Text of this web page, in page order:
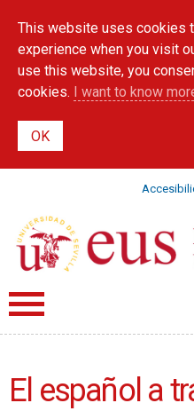
main
content
This website uses cookies
experience when you visit
use this website, you
cookies. I want to know
El español a